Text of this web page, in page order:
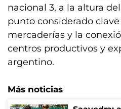
nacional 3, a la altura
punto considerado
mercaderías y la
centros productivos y
argentino.
Más noticias